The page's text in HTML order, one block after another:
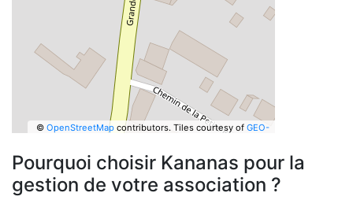
© OpenStreetMapcontributors. Tiles courtesy of GEO-
Pourquoi choisir Kananas pour la
gestion de votre association ?